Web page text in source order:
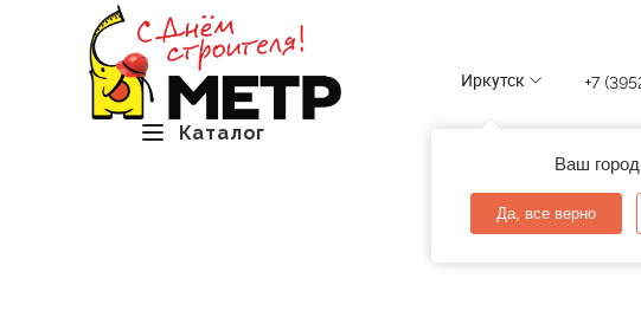
Каталог
Иркутск
Ваш
Да, все верно
+7